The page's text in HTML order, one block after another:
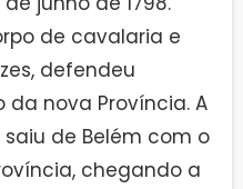
de cavalaria e
defendeu
nova Província. A
saiu de Belém com o
chegando a